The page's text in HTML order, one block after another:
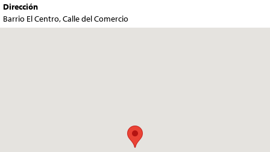
Dirección
Barrio El Centro, Calle del Comercio